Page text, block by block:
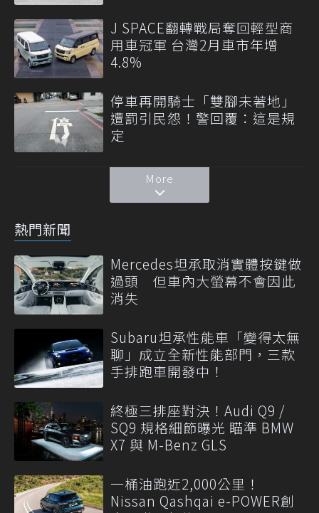
J SPACE翻轉戰局奪回輕型商
用車冠軍 台灣2月車市年增
4.8%
停車再開騎士「雙腳未著地」
遭罰引民怨！警回覆：這是規
定
More
熱門新聞
Mercedes坦承取消實體按鍵做
過頭 但車內大螢幕不會因此
消失
Subaru坦承性能車「變得太無
聊」成立全新性能部門，三款
手排跑車開發中！
終極三排座對決！Audi Q9 /
SQ9 規格細節曝光 瞄準 BMW
X7 與 M-Benz GLS
一桶油跑近2,000公里！
Nissan Qashqai e-POWER創